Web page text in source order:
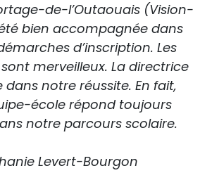
de-l’Outaouais (Vision-
bien accompagnée dans
d’inscription. Les
merveilleux. La directrice
dans notre réussite. En fait,
école répond toujours
notre parcours scolaire.
Levert-Bourgon